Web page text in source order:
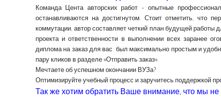
Команда Цента авторских работ - опытные
останавливаются на достигнутом. Стоит отметить, что
коммутации, автор составляет четкий план будущей работы
проекта и ответственности в выполнении всех заранее
диплома на заказ для вас был максимально простым и
пару кликов в разделе «Отправить заказ».
Мечтаете об успешном окончании ВУЗа?
Оптимизируйте учебный процесс и заручитесь поддержкой
Так же хотим обратить Ваше внимание, что мы